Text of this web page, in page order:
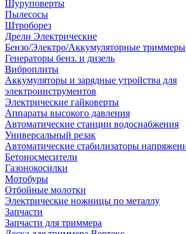
Шуруповерты
Пылесосы
Штроборез
Дрели Электрические
Бензо/Электро/Аккумуляторные триммеры
Генераторы бенз. и дизель
Виброплиты
Аккумуляторы и зарядные утройства для
электроинструментов
Электрические гайковерты
Аппараты высокого давления
Автоматические станции водоснабжения
Универсальный резак
Автоматические стабилизаторы
Бетоносмесители
Газонокосилки
Мотобуры
Отбойные молотки
Электрические ножницы по металлу
Запчасти
Запчасти для триммера